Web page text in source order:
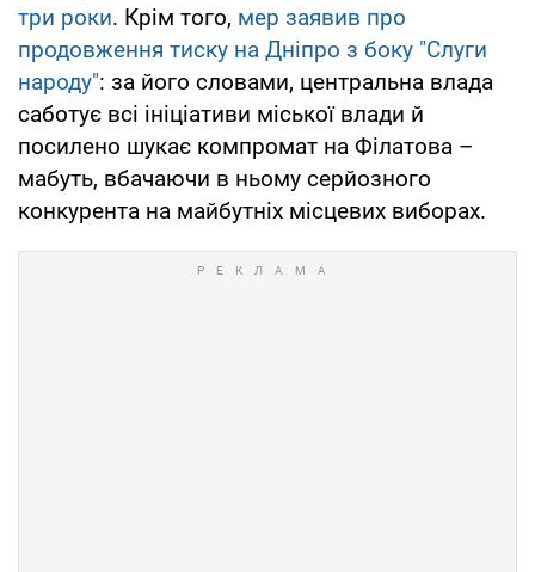
три роки. Крім того, мер заявив про
продовження тиску на Дніпро з боку "Слуги
народу": за його словами, центральна влада
саботує всі ініціативи міської влади й
посилено шукає компромат на Філатова –
мабуть, вбачаючи в ньому серйозного
конкурента на майбутніх місцевих виборах.